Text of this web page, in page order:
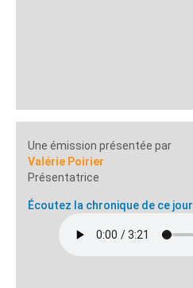
Une émission présentée par
Valérie Poirier
Présentatrice
Écoutez la chronique de ce jour